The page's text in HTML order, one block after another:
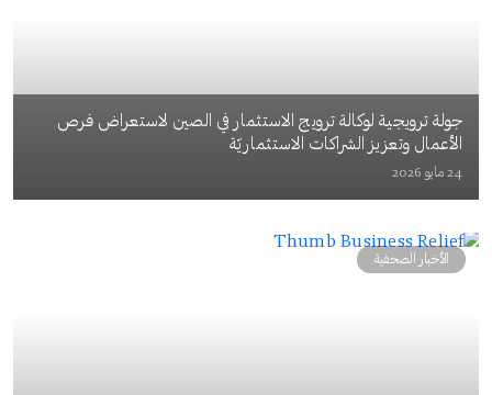
جولة ترويجية لوكالة ترويج الاستثمار في الصين لاستعراض فرص
الأعمال وتعزيز الشراكات الاستثماريّة
24 مايو 2026
الأخبار الصحفية